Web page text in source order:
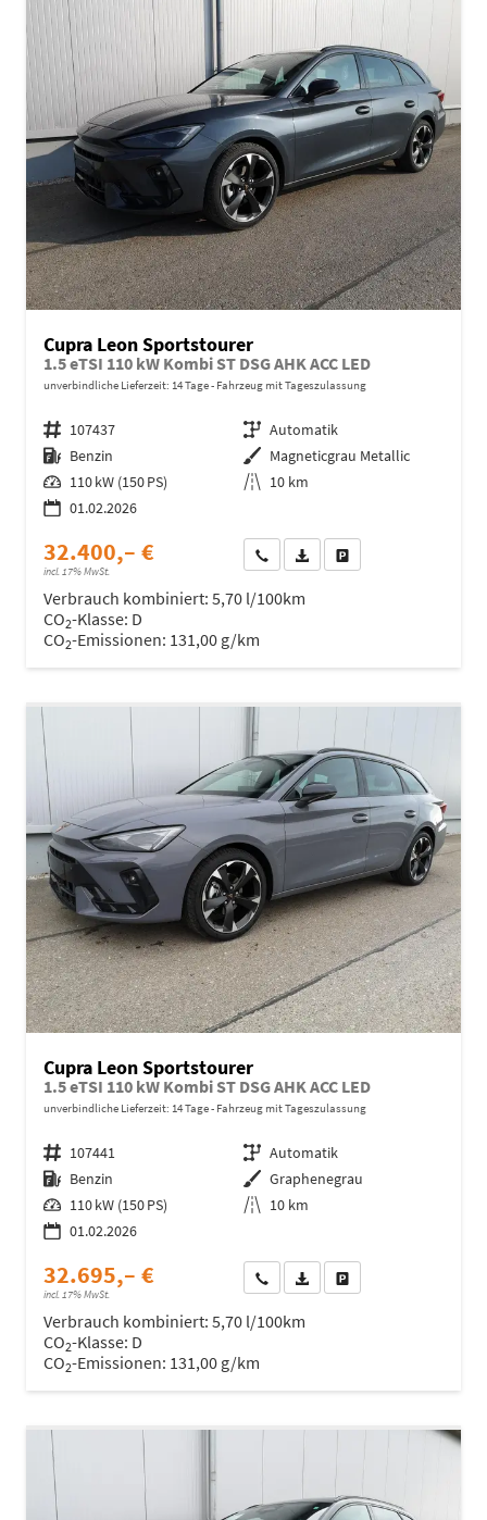
Cupra Leon Sportstourer
1.5 eTSI 110 kW Kombi ST DSG AHK ACC LED
unverbindliche Lieferzeit: 14 Tage Fahrzeug mit Tageszulassung
Fahrzeugnr. 107437 Getriebe Automatik
Kraftstoff Benzin Außenfarbe Magneticgrau Metallic
Leistung 110 kW (150 PS) Kilometerstand 10 km
01.02.2026
32.400,– €
incl. 17% MwSt.
Wir rufen Sie anFahrzeugexposé (PDF)
Verbrauch kombiniert: 5,70 l/100km
CO2-Klasse: D
CO2-Emissionen: 131,00 g/km
Cupra Leon Sportstourer
1.5 eTSI 110 kW Kombi ST DSG AHK ACC LED
unverbindliche Lieferzeit: 14 Tage Fahrzeug mit Tageszulassung
Fahrzeugnr. 107441 Getriebe Automatik
Kraftstoff Benzin Außenfarbe Graphenegrau
Leistung 110 kW (150 PS) Kilometerstand 10 km
01.02.2026
32.695,– €
incl. 17% MwSt.
Wir rufen Sie anFahrzeugexposé (PDF)
Verbrauch kombiniert: 5,70 l/100km
CO2-Klasse: D
CO2-Emissionen: 131,00 g/km